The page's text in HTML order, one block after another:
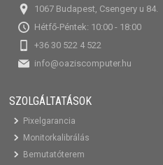
1067 Budapest, Csengery u 84.
Hétfő-Péntek: 10:00 - 18:00
+36 30 522 4 522
info@oaziscomputer.hu
SZOLGÁLTATÁSOK
Pixelgarancia
Monitorkalibrálás
Bemutatóterem